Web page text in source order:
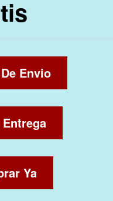
Envio
Ya